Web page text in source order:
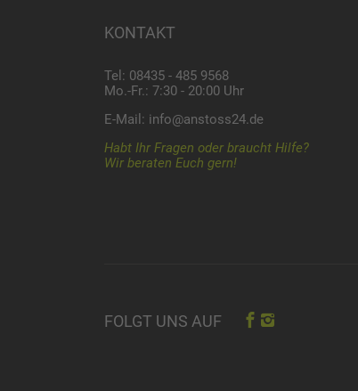
KONTAKT
Tel: 08435 - 485 9568
Mo.-Fr.: 7:30 - 20:00 Uhr
E-Mail: info@anstoss24.de
Habt Ihr Fragen oder braucht Hilfe?
Wir beraten Euch gern!
FOLGT UNS AUF